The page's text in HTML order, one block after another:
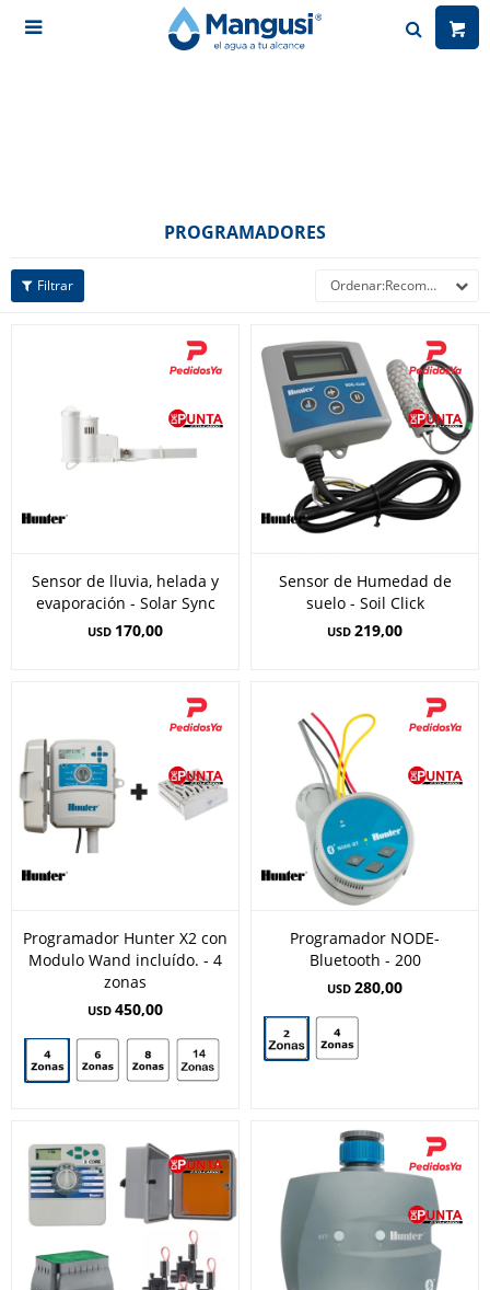

PROGRAMADORES
Recomendados
Sensor de lluvia, helada y
evaporación - Solar Sync
USD 170,00
Sensor de Humedad de
suelo - Soil Click
USD 219,00
Programador Hunter X2 con
Modulo Wand incluído. - 4
zonas
USD 450,00
Programador NODE-
Bluetooth - 200
USD 280,00